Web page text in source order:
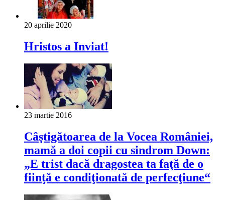
20 aprilie 2020
Hristos a Inviat!
23 martie 2016
Câştigătoarea de la Vocea României,
mamă a doi copii cu sindrom Down:
„E trist dacă dragostea ta faţă de o
fiinţă e condiţionată de perfecţiune“